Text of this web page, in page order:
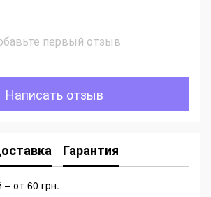
первый отзыв
Написать отзыв
Гарантия
от 60 грн.